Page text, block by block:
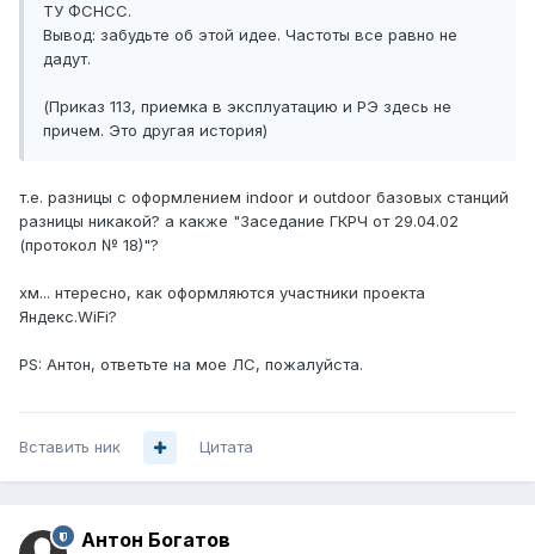
ТУ ФСНСС.
Вывод: забудьте об этой идее. Частоты все равно не
дадут.
(Приказ 113, приемка в эксплуатацию и РЭ здесь не
причем. Это другая история)
т.е. разницы с оформлением indoor и outdoor базовых станций
разницы никакой? а какже "Заседание ГКРЧ от 29.04.02
(протокол № 18)"?
хм... нтересно, как оформляются участники проекта
Яндекс.WiFi?
PS: Антон, ответьте на мое ЛС, пожалуйста.
Вставить ник Цитата
Антон Богатов